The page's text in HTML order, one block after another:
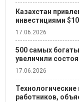
Казахстан
инвестициями
17.06.2026
500 самых
увеличили
17.06.2026
работников,